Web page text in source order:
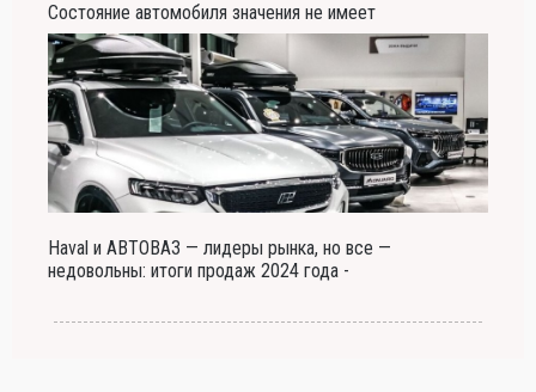
Состояние автомобиля значения не имеет
Haval и АВТОВАЗ — лидеры рынка, но все —
недовольны: итоги продаж 2024 года -